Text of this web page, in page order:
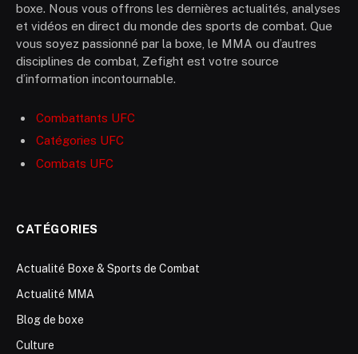
boxe. Nous vous offrons les dernières actualités, analyses
et vidéos en direct du monde des sports de combat. Que
vous soyez passionné par la boxe, le MMA ou d’autres
disciplines de combat, Zefight est votre source
d’information incontournable.
Combattants UFC
Catégories UFC
Combats UFC
CATÉGORIES
Actualité Boxe & Sports de Combat
Actualité MMA
Blog de boxe
Culture